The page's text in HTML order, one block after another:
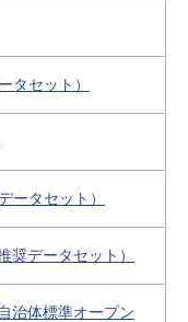
タセット）
ータセット）
奨データセット）
治体標準オープン